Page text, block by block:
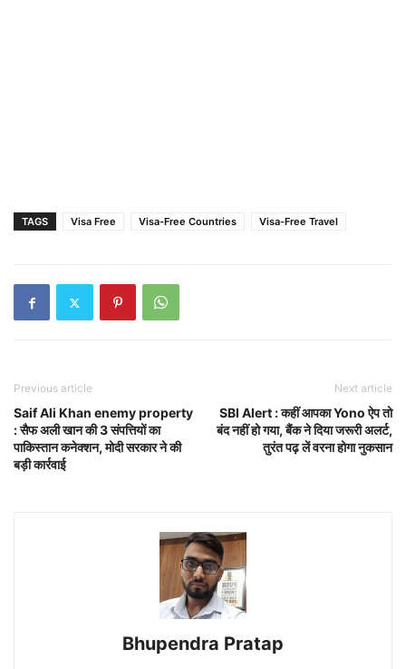
TAGS Visa Free Visa-Free Countries Visa-Free Travel
Previous article
Saif Ali Khan enemy property
: सैफ अली खान की 3 संपत्तियों का
पाकिस्तान कनेक्शन, मोदी सरकार ने की
बड़ी कार्रवाई
Next article
SBI Alert : कहीं आपका Yono ऐप तो
बंद नहीं हो गया, बैंक ने दिया जरूरी अलर्ट,
तुरंत पढ़ लें वरना होगा नुकसान
Bhupendra Pratap